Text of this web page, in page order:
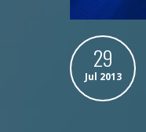
29
Jul 2013